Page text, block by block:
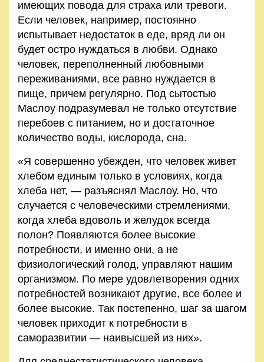
имеющих повода для страха или тревоги.
Если человек, например, постоянно
испытывает недостаток в еде, вряд ли он
будет остро нуждаться в любви. Однако
человек, переполненный любовными
переживаниями, все равно нуждается в
пище, причем регулярно. Под сытостью
Маслоу подразумевал не только отсутствие
перебоев с питанием, но и достаточное
количество воды, кислорода, сна.
«Я совершенно убежден, что человек живет
хлебом единым только в условиях, когда
хлеба нет, — разъяснял Маслоу. Но, что
случается с человеческими стремлениями,
когда хлеба вдоволь и желудок всегда
полон? Появляются более высокие
потребности, и именно они, а не
физиологический голод, управляют нашим
организмом. По мере удовлетворения одних
потребностей возникают другие, все более и
более высокие. Так постепенно, шаг за шагом
человек приходит к потребности в
саморазвитии — наивысшей из них».